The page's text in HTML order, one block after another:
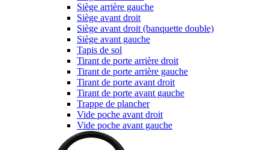
Siège arrière gauche
Siège avant droit
Siège avant droit (banquette double)
Siège avant gauche
Tapis de sol
Tirant de porte arrière droit
Tirant de porte arrière gauche
Tirant de porte avant droit
Tirant de porte avant gauche
Trappe de plancher
Vide poche avant droit
Vide poche avant gauche